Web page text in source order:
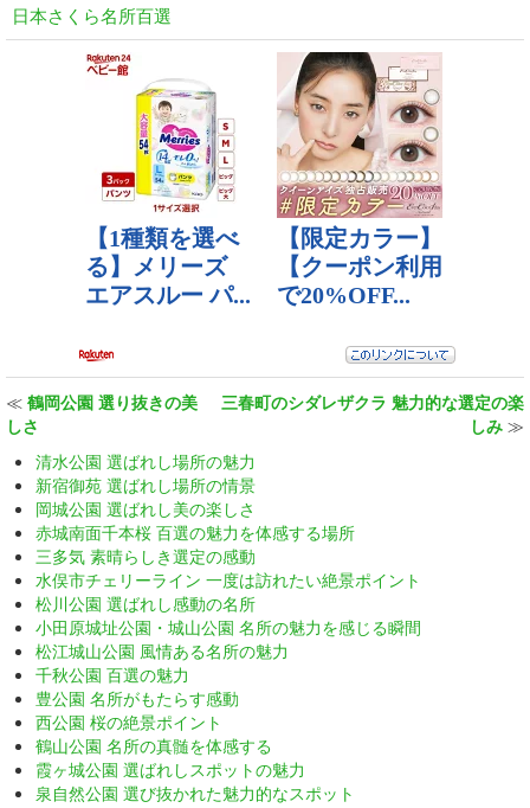
日本さくら名所百選
≪ 鶴岡公園 選り抜きの美
しさ
三春町のシダレザクラ 魅力的な選定の楽
しみ ≫
清水公園 選ばれし場所の魅力
新宿御苑 選ばれし場所の情景
岡城公園 選ばれし美の楽しさ
赤城南面千本桜 百選の魅力を体感する場所
三多気 素晴らしき選定の感動
水俣市チェリーライン 一度は訪れたい絶景ポイント
松川公園 選ばれし感動の名所
小田原城址公園・城山公園 名所の魅力を感じる瞬間
松江城山公園 風情ある名所の魅力
千秋公園 百選の魅力
豊公園 名所がもたらす感動
西公園 桜の絶景ポイント
鶴山公園 名所の真髄を体感する
霞ヶ城公園 選ばれしスポットの魅力
泉自然公園 選び抜かれた魅力的なスポット